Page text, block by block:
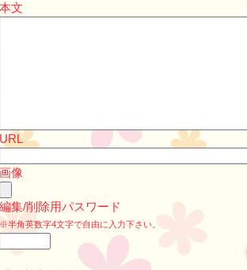
本文
URL
画像
編集/削除用パスワード
※半角英数字4文字で自由に入力下さい。